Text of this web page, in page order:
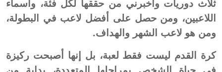
ثلاث دوريات وأخبرني من حققها لكل فئة، وأسماء
اللاعبين، ومن حصل على أفضل لاعب في البطولة،
ومن هو لاعب الشهر والهداف.
كرة القدم ليست فقط لعبة، بل إنها أصبحت ركيزة
في حياة الشخص بمراحلها المتعددة، بداية من